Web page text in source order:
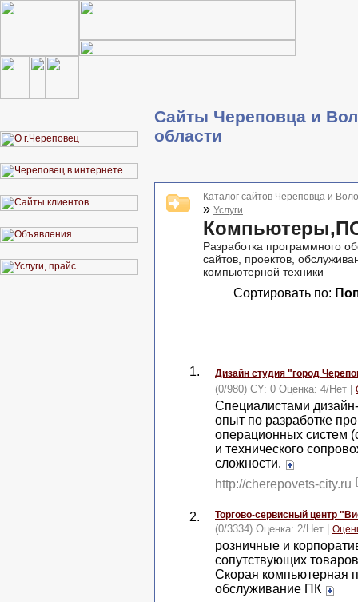
Сайты Череповца и
области
Каталог сайтов Череповца и
» Услуги
Разработка программного
сайтов, проектов,
компьютерной техники
Сортировать по:
1. Дизайн студия "город
(0/980) CY: 0 Оценка: 4/Нет
Специалистами
опыт по разработке
операционных систем
и технического
сложности.
http://cherepovets-city.ru
2. Торгово-сервисный центр
(0/3334) Оценка: 2/Нет
розничные и
сопутствующих
Скорая компьютерная
обслуживание ПК